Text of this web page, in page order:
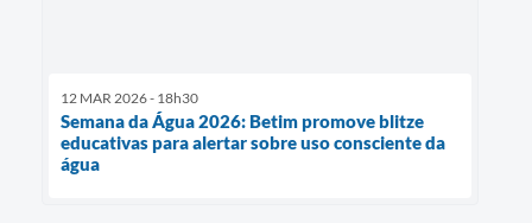
12 MAR 2026 - 18h30
Semana da Água 2026: Betim promove blitze
educativas para alertar sobre uso consciente da
água